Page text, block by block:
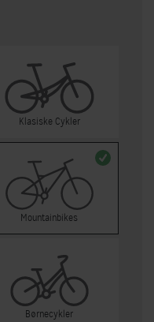
Klasiske Cykler
Mountainbikes
Børnecykler